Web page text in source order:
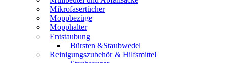
Mikrofasertücher
Moppbezüge
Mopphalter
Entstaubung
Bürsten &Staubwedel
Reinigungszubehör & Hilfsmittel